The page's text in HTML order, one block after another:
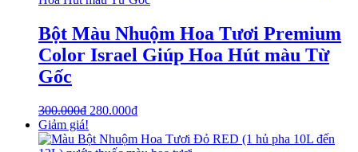
Bột Màu Nhuộm Hoa Tươi Premium
Color Israel Giúp Hoa Hút màu Từ
Gốc
300.000₫ 280.000₫
Giảm giá!